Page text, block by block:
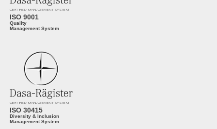
CERTIFIED MANAGEMENT SYSTEM
ISO 9001
Quality
Management System
CERTIFIED MANAGEMENT SYSTEM
ISO 30415
Diversity & Inclusion
Management System